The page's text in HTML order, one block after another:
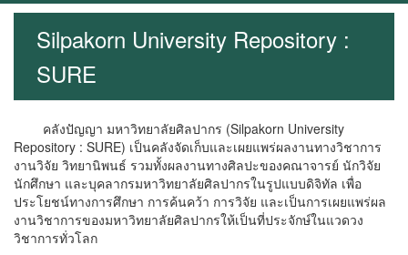
Silpakorn University Repository :
SURE
คลังปัญญา มหาวิทยาลัยศิลปากร (Silpakorn University
Repository : SURE) เป็นคลังจัดเก็บและเผยแพร่ผลงานทางวิชาการ
งานวิจัย วิทยานิพนธ์ รวมทั้งผลงานทางศิลปะของคณาจารย์ นักวิจัย
นักศึกษา และบุคลากรมหาวิทยาลัยศิลปากรในรูปแบบดิจิทัล เพื่อ
ประโยชน์ทางการศึกษา การค้นคว้า การวิจัย และเป็นการเผยแพร่ผล
งานวิชาการของมหาวิทยาลัยศิลปากรให้เป็นที่ประจักษ์ในแวดวง
วิชาการทั่วโลก